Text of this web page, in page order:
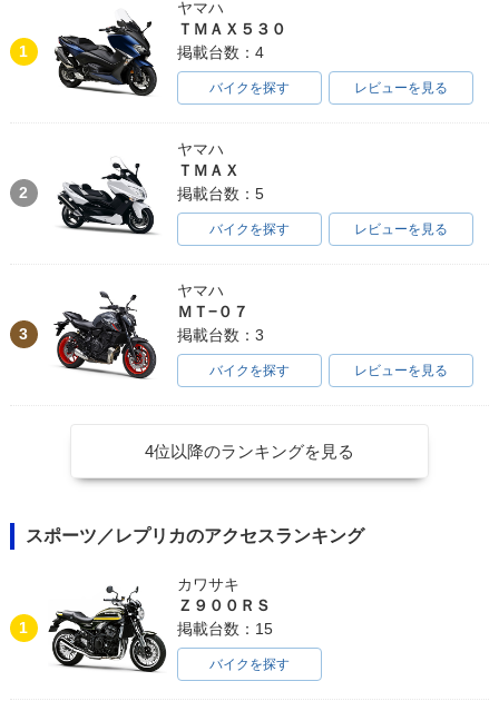
1
ヤマハ
ＴＭＡＸ５３０
掲載台数：4
バイクを探す レビューを見る
2
ヤマハ
ＴＭＡＸ
掲載台数：5
バイクを探す レビューを見る
3
ヤマハ
ＭＴ−０７
掲載台数：3
バイクを探す レビューを見る
4位以降のランキングを見る
スポーツ／レプリカのアクセスランキング
1
カワサキ
Ｚ９００ＲＳ
掲載台数：15
バイクを探す